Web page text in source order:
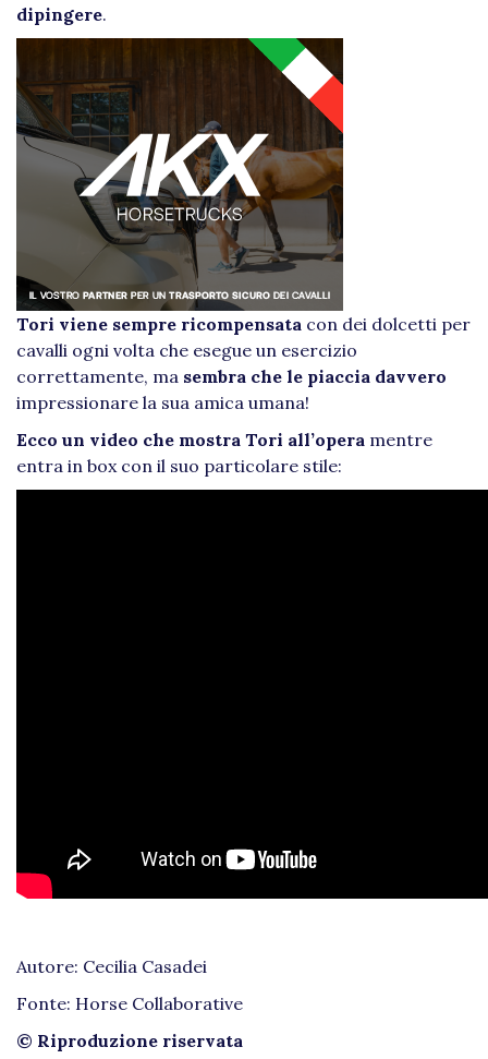
dipingere.
Tori viene sempre ricompensata con dei dolcetti per
cavalli ogni volta che esegue un esercizio
correttamente, ma sembra che le piaccia davvero
impressionare la sua amica umana!
Ecco un video che mostra Tori all’opera mentre
entra in box con il suo particolare stile:
Autore: Cecilia Casadei
Fonte: Horse Collaborative
© Riproduzione riservata